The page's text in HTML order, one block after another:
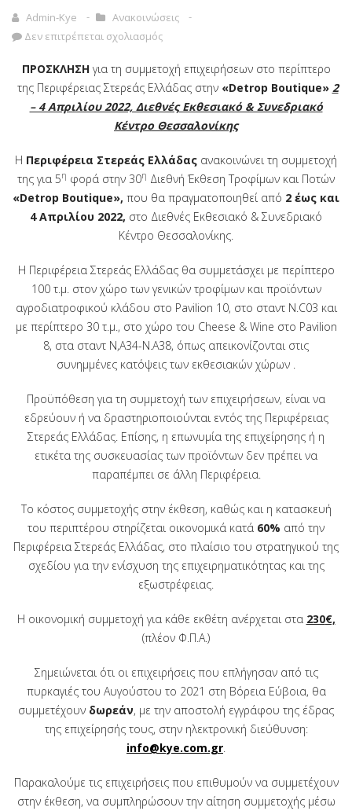
Admin-Kye
Ανακοινώσεις
Δεν επιτρέπεται σχολιασμός
ΠΡΟΣΚΛΗΣΗ για τη συμμετοχή επιχειρήσεων στο περίπτερο
της Περιφέρειας Στερεάς Ελλάδας στην «Detrop Boutique» 2
– 4 Απριλίου 2022, Διεθνές Εκθεσιακό & Συνεδριακό
Κέντρο Θεσσαλονίκης
H Περιφέρεια Στερεάς Ελλάδας ανακοινώνει τη συμμετοχή
της για 5η φορά στην 30η Διεθνή Έκθεση Τροφίμων και Ποτών
«Detrop Boutique», που θα πραγματοποιηθεί από 2 έως και
4Απριλίου 2022, στο Διεθνές Εκθεσιακό & Συνεδριακό
Κέντρο Θεσσαλονίκης.
Η Περιφέρεια Στερεάς Ελλάδας θα συμμετάσχει με περίπτερο
100 τ.μ. στον χώρο των γενικών τροφίμων και προϊόντων
αγροδιατροφικού κλάδου στο Pavilion 10, στο σταντ Ν.C03 και
με περίπτερο 30 τ.μ., στο χώρο του Cheese & Wine στο Pavilion
8, στα σταντ Ν,Α34-Ν.Α38, όπως απεικονίζονται στις
συνημμένες κατόψεις των εκθεσιακών χώρων .
Προϋπόθεση για τη συμμετοχή των επιχειρήσεων, είναι να
εδρεύουν ή να δραστηριοποιούνται εντός της Περιφέρειας
Στερεάς Ελλάδας. Επίσης, η επωνυμία της επιχείρησης ή η
ετικέτα της συσκευασίας των προϊόντων δεν πρέπει να
παραπέμπει σε άλλη Περιφέρεια.
Το κόστος συμμετοχής στην έκθεση, καθώς και η κατασκευή
του περιπτέρου στηρίζεται οικονομικά κατά 60% από την
Περιφέρεια Στερεάς Ελλάδας, στο πλαίσιο του στρατηγικού της
σχεδίου για την ενίσχυση της επιχειρηματικότητας και της
εξωστρέφειας.
Η οικονομική συμμετοχή για κάθε εκθέτη ανέρχεται στα 230€,
(πλέον Φ.Π.Α.)
Σημειώνεται ότι οι επιχειρήσεις που επλήγησαν από τις
πυρκαγιές του Αυγούστου το 2021 στη Βόρεια Εύβοια, θα
συμμετέχουν δωρεάν, με την αποστολή εγγράφου της έδρας
της επιχείρησής τους, στην ηλεκτρονική διεύθυνση:
info@kye.com.gr
Παρακαλούμε τις επιχειρήσεις που επιθυμούν να συμμετέχουν
στην έκθεση, να συμπληρώσουν την αίτηση συμμετοχής μέσω